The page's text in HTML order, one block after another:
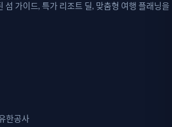
가이드, 특가 리조트 딜, 맞춤형 여행 플래닝을
한공사